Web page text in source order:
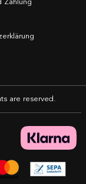
are reserved.